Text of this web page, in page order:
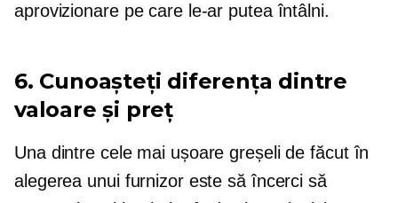
aprovizionare pe care le-ar putea întâlni.
6. Cunoașteți diferența dintre
valoare și preț
Una dintre cele mai ușoare greșeli de făcut în
alegerea unui furnizor este să încerci să